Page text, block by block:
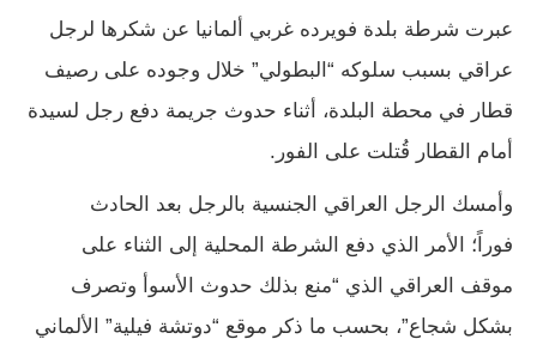
عبرت شرطة بلدة فويرده غربي ألمانيا عن شكرها لرجل
عراقي بسبب سلوكه “البطولي” خلال وجوده على رصيف
قطار في محطة البلدة، أثناء حدوث جريمة دفع رجل لسيدة
أمام القطار قُتلت على الفور.
وأمسك الرجل العراقي الجنسية بالرجل بعد الحادث
فوراً؛ الأمر الذي دفع الشرطة المحلية إلى الثناء على
موقف العراقي الذي “منع بذلك حدوث الأسوأ وتصرف
بشكل شجاع”، بحسب ما ذكر موقع “دوتشة فيلية” الألماني